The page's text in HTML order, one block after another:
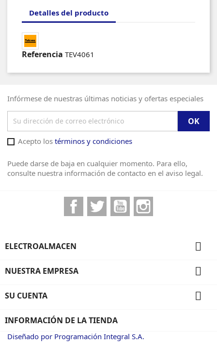
Detalles del producto
Referencia TEV4061
Infórmese de nuestras últimas noticias y ofertas especiales
Acepto los términos y condiciones
Puede darse de baja en cualquier momento. Para ello,
consulte nuestra información de contacto en el aviso legal.
FacebookTwitter YouTube
ELECTROALMACEN 
NUESTRA EMPRESA 
SU CUENTA 
INFORMACIÓN DE LA TIENDA
Diseñado por Programación Integral S.A.